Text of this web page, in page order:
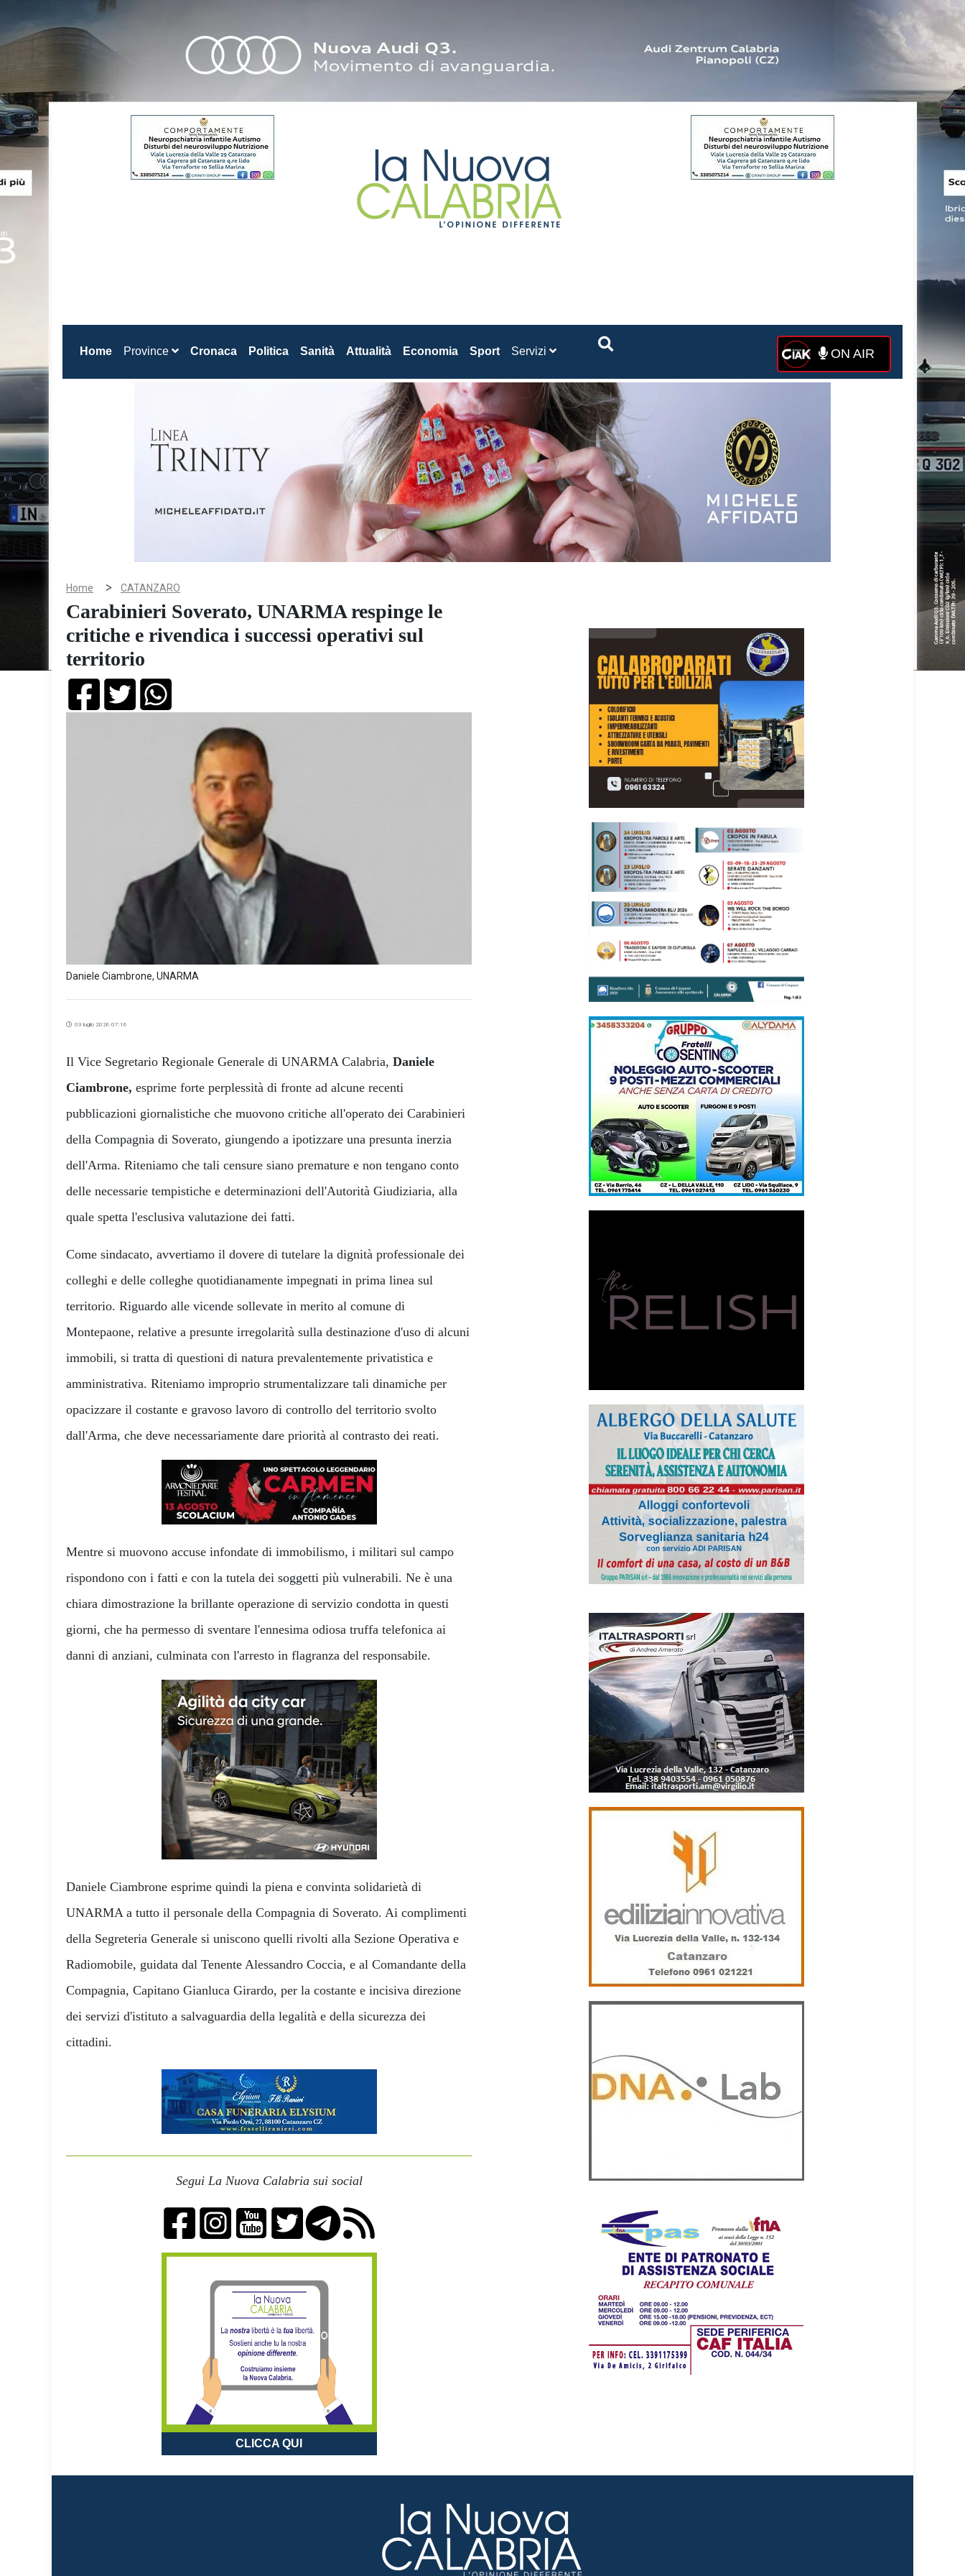
Home(current)
Province Cronaca Politica Sanità Attualità Economia Sport Servizi ON AIR
Home > CATANZARO
Carabinieri Soverato, UNARMA respinge le
critiche e rivendica i successi operativi sul
territorio
Daniele Ciambrone, UNARMA
03 luglio 2026 07:16
​Il Vice Segretario Regionale Generale di UNARMA Calabria, Daniele
Ciambrone, esprime forte perplessità di fronte ad alcune recenti
pubblicazioni giornalistiche che muovono critiche all'operato dei Carabinieri
della Compagnia di Soverato, giungendo a ipotizzare una presunta inerzia
dell'Arma. Riteniamo che tali censure siano premature e non tengano conto
delle necessarie tempistiche e determinazioni dell'Autorità Giudiziaria, alla
quale spetta l'esclusiva valutazione dei fatti.
Come sindacato, avvertiamo il dovere di tutelare la dignità professionale dei
colleghi e delle colleghe quotidianamente impegnati in prima linea sul
territorio. Riguardo alle vicende sollevate in merito al comune di
Montepaone, relative a presunte irregolarità sulla destinazione d'uso di alcuni
immobili, si tratta di questioni di natura prevalentemente privatistica e
amministrativa. Riteniamo improprio strumentalizzare tali dinamiche per
opacizzare il costante e gravoso lavoro di controllo del territorio svolto
dall'Arma, che deve necessariamente dare priorità al contrasto dei reati.
​Mentre si muovono accuse infondate di immobilismo, i militari sul campo
rispondono con i fatti e con la tutela dei soggetti più vulnerabili. Ne è una
chiara dimostrazione la brillante operazione di servizio condotta in questi
giorni, che ha permesso di sventare l'ennesima odiosa truffa telefonica ai
danni di anziani, culminata con l'arresto in flagranza del responsabile.
​Daniele Ciambrone esprime quindi la piena e convinta solidarietà di
UNARMA a tutto il personale della Compagnia di Soverato. Ai complimenti
della Segreteria Generale si uniscono quelli rivolti alla Sezione Operativa e
Radiomobile, guidata dal Tenente Alessandro Coccia, e al Comandante della
Compagnia, Capitano Gianluca Girardo, per la costante e incisiva direzione
dei servizi d'istituto a salvaguardia della legalità e della sicurezza dei
cittadini.
Segui La Nuova Calabria sui social
CLICCA QUI